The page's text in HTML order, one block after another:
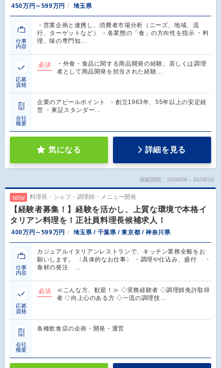
450万円～599万円 埼玉県
仕事
内容
・営業企画と連携し、消費者市場分析（ニーズ、地域、流
行、ターゲットなど） ・各業態の「食」の方向性を指示 ・料
理、味の専門知…
応募
資格
必須
・外食・食品に関する商品開発の経験、若しくは調理
者として商品開発を担当された経験…
会社
概要
企業のアピールポイント ・創立1963年、55年以上の安定経
営 ・東証スタンダー…
気になる 詳細を見る
掲載期間：26/08/06～26/08/19
NEW 料理長・シェフ・調理師・メニュー開発
【経験者募集！】経験を活かし、上質な環境で本格イ
タリアン料理を！正社員料理長候補求人！
400万円～599万円 埼玉県 / 千葉県 / 東京都 / 神奈川県
仕事
内容
カジュアルイタリアンレストランで、キッチン業務全般をお
願いします。 〈具体的なお仕事〉 ・調理や仕込み、盛付 ・
食材の発注 …
応募
資格
必須
≪こんな方、歓迎！≫ ◇実務経験者 ◇調理師免許取得
者 ◇向上心のある方 ◇一流の調理技…
会社
概要
各種飲食店の企画・開発・運営